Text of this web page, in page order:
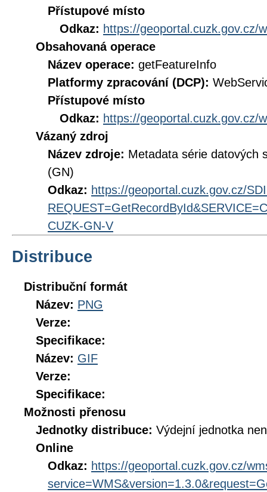
Přístupové místo
Odkaz: https://geoportal.cuzk.gov.cz/
Obsahovaná operace
Název operace: getFeatureInfo
Platformy zpracování (DCP):
Přístupové místo
Odkaz: https://geoportal.cuzk.gov.cz/
Vázaný zdroj
Název zdroje: Metadata série datových
(GN)
Odkaz: https://geoportal.cuzk.gov.cz/
CUZK-GN-V
Distribuce
Distribuční formát
Název: PNG
Verze:
Specifikace:
Název: GIF
Verze:
Specifikace:
Možnosti přenosu
Jednotky distribuce: Výdejní jednotka
Online
Odkaz: https://geoportal.cuzk.gov.cz/